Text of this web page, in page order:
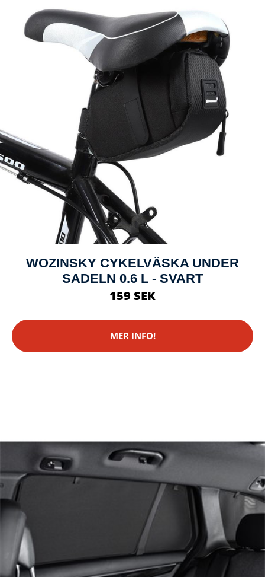
WOZINSKY CYKELVÄSKA UNDER
SADELN 0.6 L - SVART
159 SEK
MER INFO!